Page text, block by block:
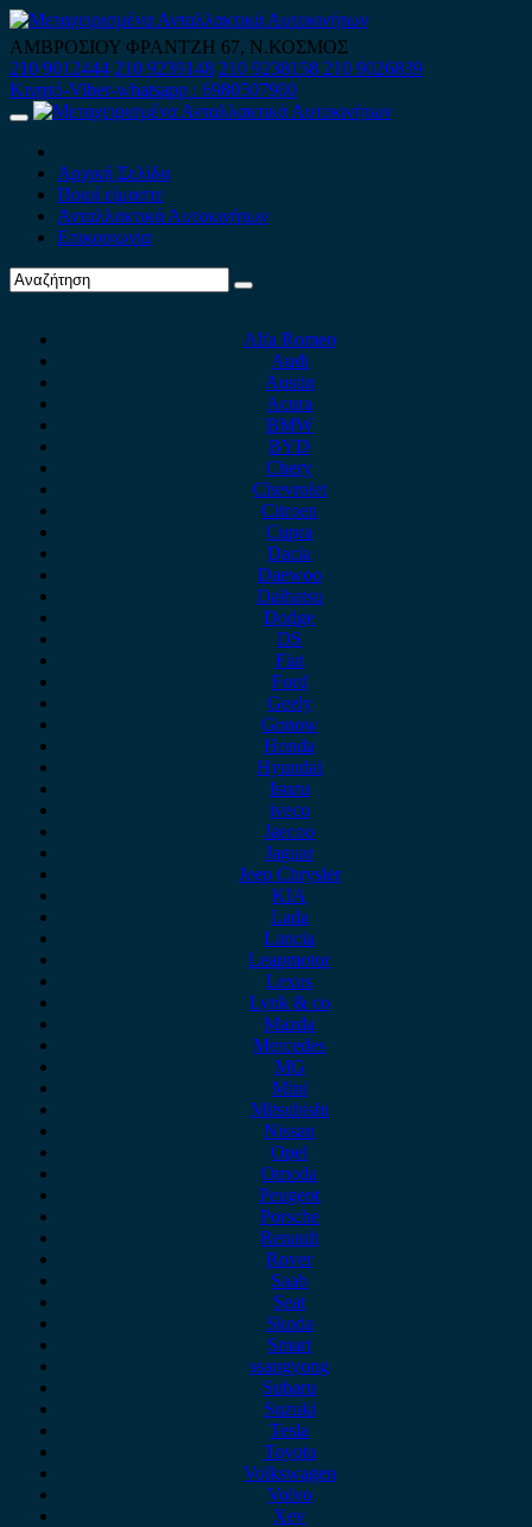
Skip
to
content
ΑΜΒΡΟΣΙΟΥ ΦΡΑΝΤΖΗ 67, Ν.ΚΟΣΜΟΣ
210 9012444 210 9239148 210 9238158 210 9026839
Κινητό-Viber-whatsapp : 6980507900
Primary
Αρχική Σελίδα
Ποιοί είμαστε
Ανταλλακτικά Αυτοκινήτων
Επικοινωνία
Alfa Romeo
Audi
Austin
Acura
BMW
BYD
Chery
Chevrolet
Citroen
Cupra
Dacia
Daewoo
Daihatsu
Dodge
DS
Fiat
Ford
Geely
Gonow
Honda
Hyundai
Isuzu
iveco
Jaecoo
Jaguar
Jeep Chrysler
KIA
Lada
Lancia
Leapmotor
Lexus
Lynk & co
Mazda
Mercedes
MG
Mini
Mitsubishi
Nissan
Opel
Omoda
Peugeot
Porsche
Renault
Rover
Saab
Seat
Skoda
Smart
ssangyong
Subaru
Suzuki
Tesla
Toyota
Volkswagen
Volvo
Xev